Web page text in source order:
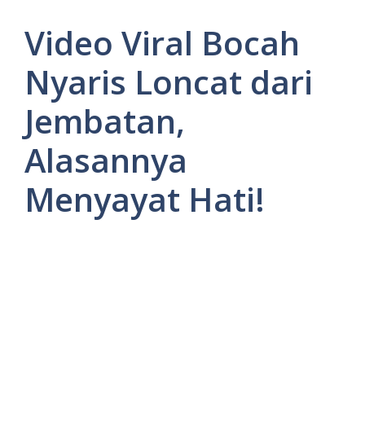
Video Viral Bocah
Nyaris Loncat dari
Jembatan,
Alasannya
Menyayat Hati!